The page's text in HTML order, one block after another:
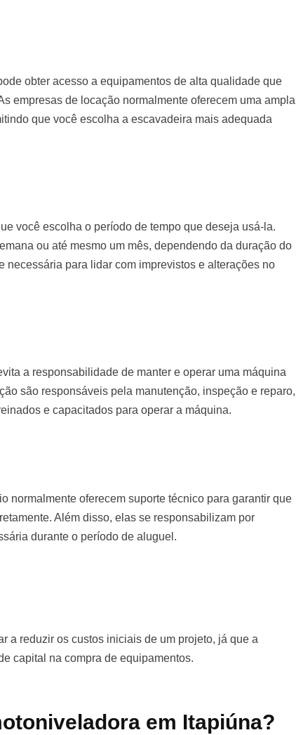
obter acesso a equipamentos de alta qualidade que
empresas de locação normalmente oferecem uma ampla
que você escolha a escavadeira mais adequada
você escolha o período de tempo que deseja usá-la.
ou até mesmo um mês, dependendo da duração do
necessária para lidar com imprevistos e alterações no
a responsabilidade de manter e operar uma máquina
são responsáveis pela manutenção, inspeção e reparo,
e capacitados para operar a máquina.
normalmente oferecem suporte técnico para garantir que
Além disso, elas se responsabilizam por
durante o período de aluguel.
a reduzir os custos iniciais de um projeto, já que a
capital na compra de equipamentos.
em Itapiúna?